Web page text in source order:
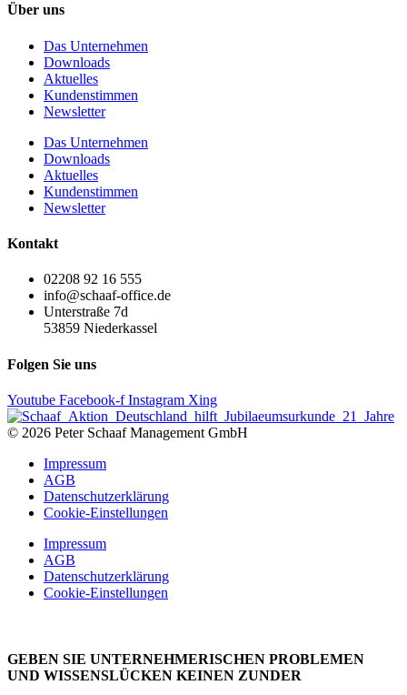
Über uns
Das Unternehmen
Downloads
Aktuelles
Kundenstimmen
Newsletter
Das Unternehmen
Downloads
Aktuelles
Kundenstimmen
Newsletter
Kontakt
02208 92 16 555
info@schaaf-office.de
Unterstraße 7d
53859 Niederkassel
Folgen Sie uns
Youtube Facebook-f Instagram Xing
© 2026 Peter Schaaf Management GmbH
Impressum
AGB
Datenschutzerklärung
Cookie-Einstellungen
Impressum
AGB
Datenschutzerklärung
Cookie-Einstellungen
GEBEN SIE UNTERNEHMERISCHEN PROBLEMEN
UND WISSENSLÜCKEN KEINEN ZUNDER